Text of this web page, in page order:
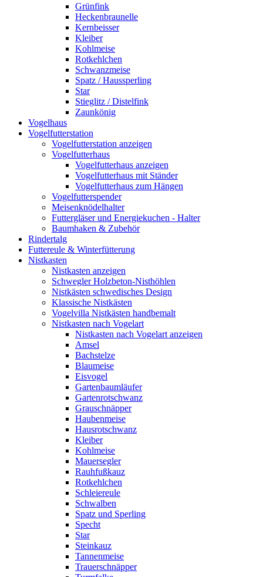
Grünfink
Heckenbraunelle
Kernbeisser
Kleiber
Kohlmeise
Rotkehlchen
Schwanzmeise
Spatz / Haussperling
Star
Stieglitz / Distelfink
Zaunkönig
Vogelhaus
Vogelfutterstation
Vogelfutterstation anzeigen
Vogelfutterhaus
Vogelfutterhaus anzeigen
Vogelfutterhaus mit Ständer
Vogelfutterhaus zum Hängen
Vogelfutterspender
Meisenknödelhalter
Futtergläser und Energiekuchen - Halter
Baumhaken & Zubehör
Rindertalg
Futtereule & Winterfütterung
Nistkasten
Nistkasten anzeigen
Schwegler Holzbeton-Nisthöhlen
Nistkästen schwedisches Design
Klassische Nistkästen
Vogelvilla Nistkästen handbemalt
Nistkasten nach Vogelart
Nistkasten nach Vogelart anzeigen
Amsel
Bachstelze
Blaumeise
Eisvogel
Gartenbaumläufer
Gartenrotschwanz
Grauschnäpper
Haubenmeise
Hausrotschwanz
Kleiber
Kohlmeise
Mauersegler
Rauhfußkauz
Rotkehlchen
Schleiereule
Schwalben
Spatz und Sperling
Specht
Star
Steinkauz
Tannenmeise
Trauerschnäpper